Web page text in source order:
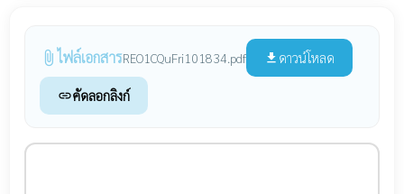
attach_file ไฟล์เอกสารREO1CQuFri101834.pdf file_download ดาวน์โหลด
linkคัดลอกลิงก์